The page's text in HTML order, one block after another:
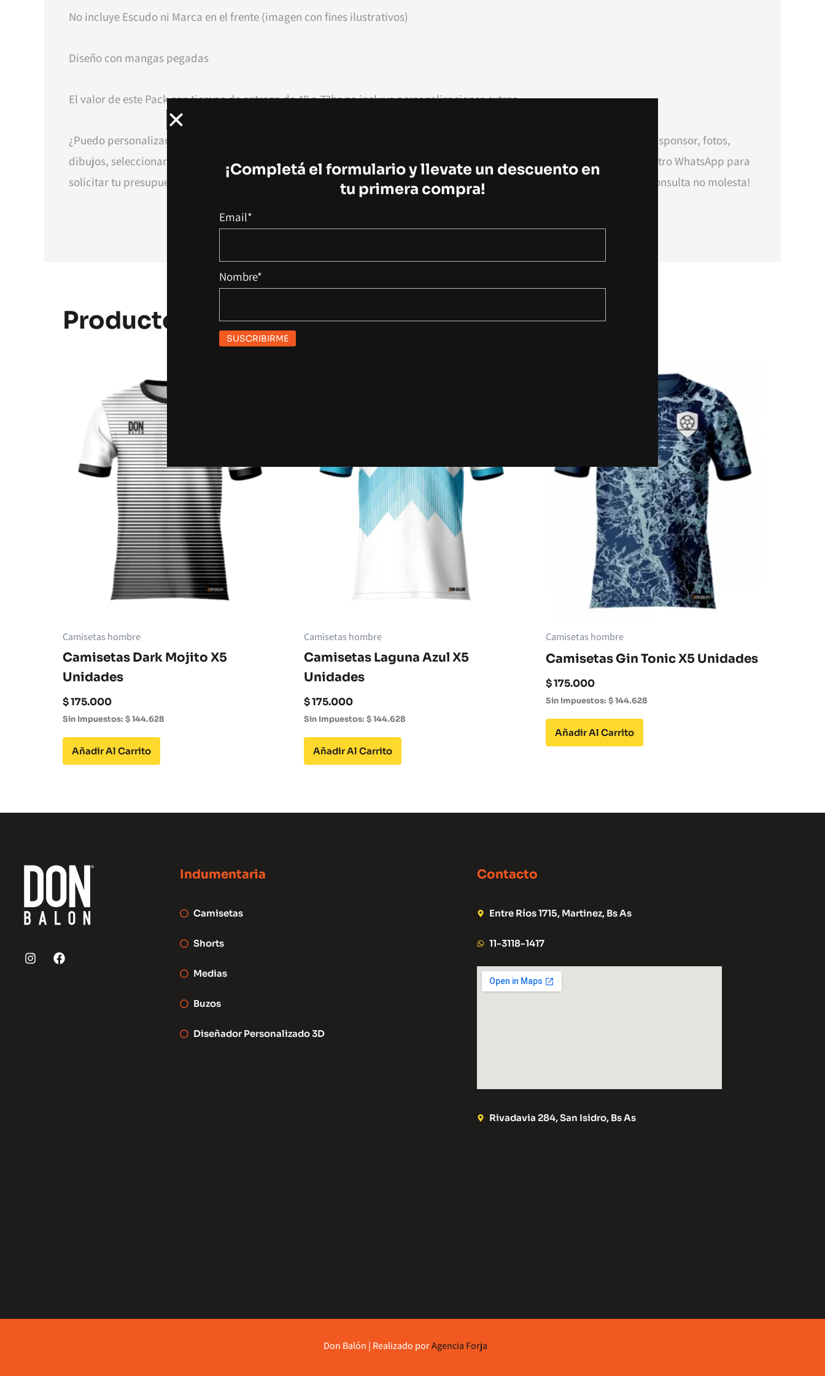
No incluye Escudo ni Marca en el frente (imagen con fines ilustrativos)
Diseño con mangas pegadas
El valor de este Pack con tiempo de entrega de 48 a 72hs no incluye personalizaciones extras.
¿Puedo personalizar más mi camiseta? ¡Por supuesto! Podés cambiar los colores, agregar números, tu escudo, logos de sponsor, fotos,
dibujos, seleccionar mangas ranglán, agregar shorts, medias, buzo de arquero accesorios y mucho más. Consultá a nuestro WhatsApp para
solicitar tu presupuesto o realizá la compra de este pack y después abonas la diferencia por tus personalizaciones. ¡Tu consulta no molesta!
Productos Relacionados
Camisetas hombre
Camisetas Dark Mojito X5
Unidades
$175.000
Sin Impuestos: $144.628
Añadir Al Carrito
Camisetas hombre
Camisetas Laguna Azul X5
Unidades
$175.000
Sin Impuestos:$144.628
Añadir Al Carrito
Camisetas hombre
Camisetas Gin Tonic X5 Unidades
$175.000
Sin Impuestos: $144.628
Añadir Al Carrito
I
n
F
a
Indumentaria
Camisetas
Shorts
Medias
Buzos
Diseñador Personalizado 3D
Contacto
Entre Ríos 1715, Martinez, Bs As
11-3118-1417
Rivadavia 284, San Isidro, Bs As
Don Balón | Realizado porAgencia Forja
¡Completá el formulario y llevate un descuento en
tu primera compra!
Email*
Nombre*